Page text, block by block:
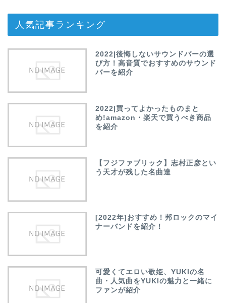
人気記事ランキング
2022|後悔しないサウンドバーの選
び方！高音質でおすすめのサウンド
バーを紹介
2022|買ってよかったものまと
め!amazon・楽天で買うべき商品
を紹介
【フジファブリック】志村正彦とい
う天才が残した名曲達
[2022年]おすすめ！邦ロックのマイ
ナーバンドを紹介！
可愛くてエロい歌姫、YUKIの名
曲・人気曲をYUKIの魅力と一緒に
ファンが紹介